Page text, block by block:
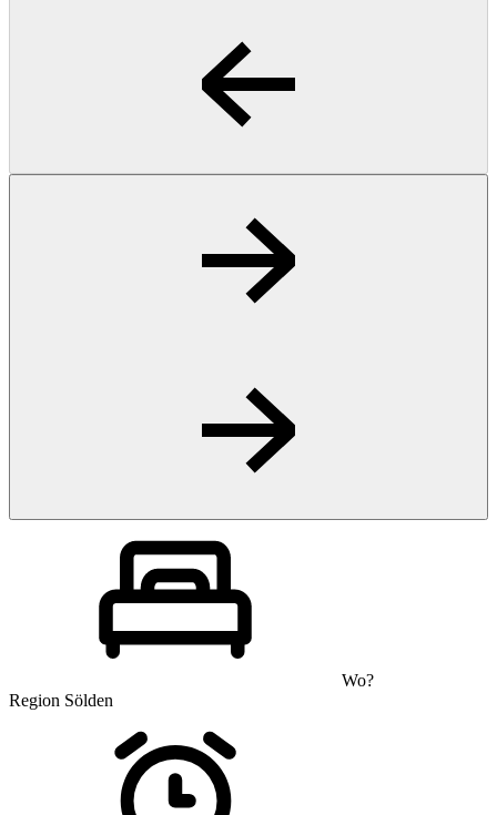
Wo?
Region Sölden